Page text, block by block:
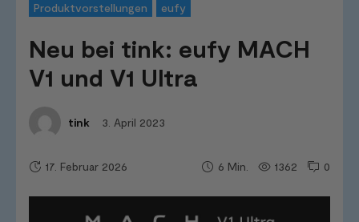
Produktvorstellungen eufy
Neu bei tink: eufy MACH
V1 und V1 Ultra
tink 3. April 2023
0
1362
6 Min.
17. Februar 2026